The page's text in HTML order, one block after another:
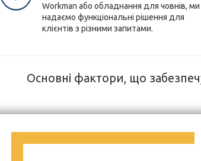
Workman або обладнання для човнів, ми
надаємо функціональні рішення для
клієнтів з різними запитами.
Основні фактори, що